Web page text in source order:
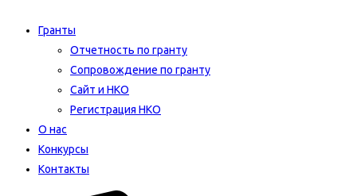
Гранты
Отчетность по гранту
Сопровождение по гранту
Сайт и НКО
Регистрация НКО
О нас
Конкурсы
Контакты